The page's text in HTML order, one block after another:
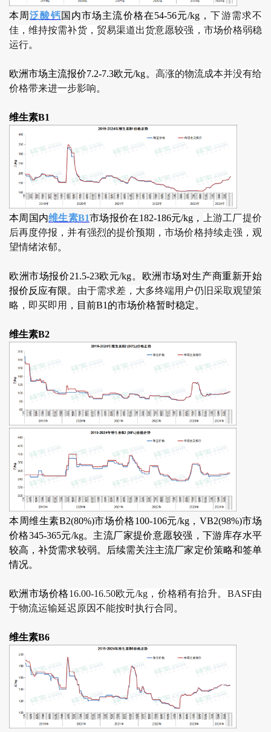
本周泛酸钙国内市场主流价格在54-56元/kg，下游需求不
佳，维持按需补货，贸易渠道出货意愿较强，市场价格弱稳
运行。
欧洲市场主流报价7.2-7.3欧元/kg。 高涨的物流成本并没有给
价格带来进一步影响。
维生素B1
本周国内维生素B1市场报价在182-186元/kg，
上游工厂提价
后再度停报，并有强烈的提价预期，市场价格持续走强，观
望情绪浓郁。
欧洲市场报价21.5-23欧元/kg。欧洲市场对生产商重新开始
报价反应有限。 由于需求差，大多终端用户仍旧采取观望策
略，即买即用 ，目前B1的市场价格暂时稳定。
维生素B2
本周维生素B2(80%)市场价格100-106元/kg，VB2(98%)市场
价格345-365元/kg。主流厂家提价意愿较强，下游库存水平
较高，补货需求较弱。后续需关注主流厂家定价策略和签单
情况。
欧洲市场价格16.00-16.50欧元/kg，价格稍有抬升。BASF由
于物流运输延迟原因不能按时执行合同 。
维生素B6